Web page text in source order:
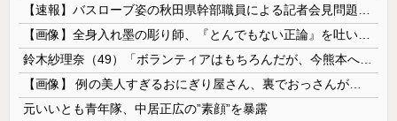
元いいとも青年隊、中居正広の”素顔”を暴露